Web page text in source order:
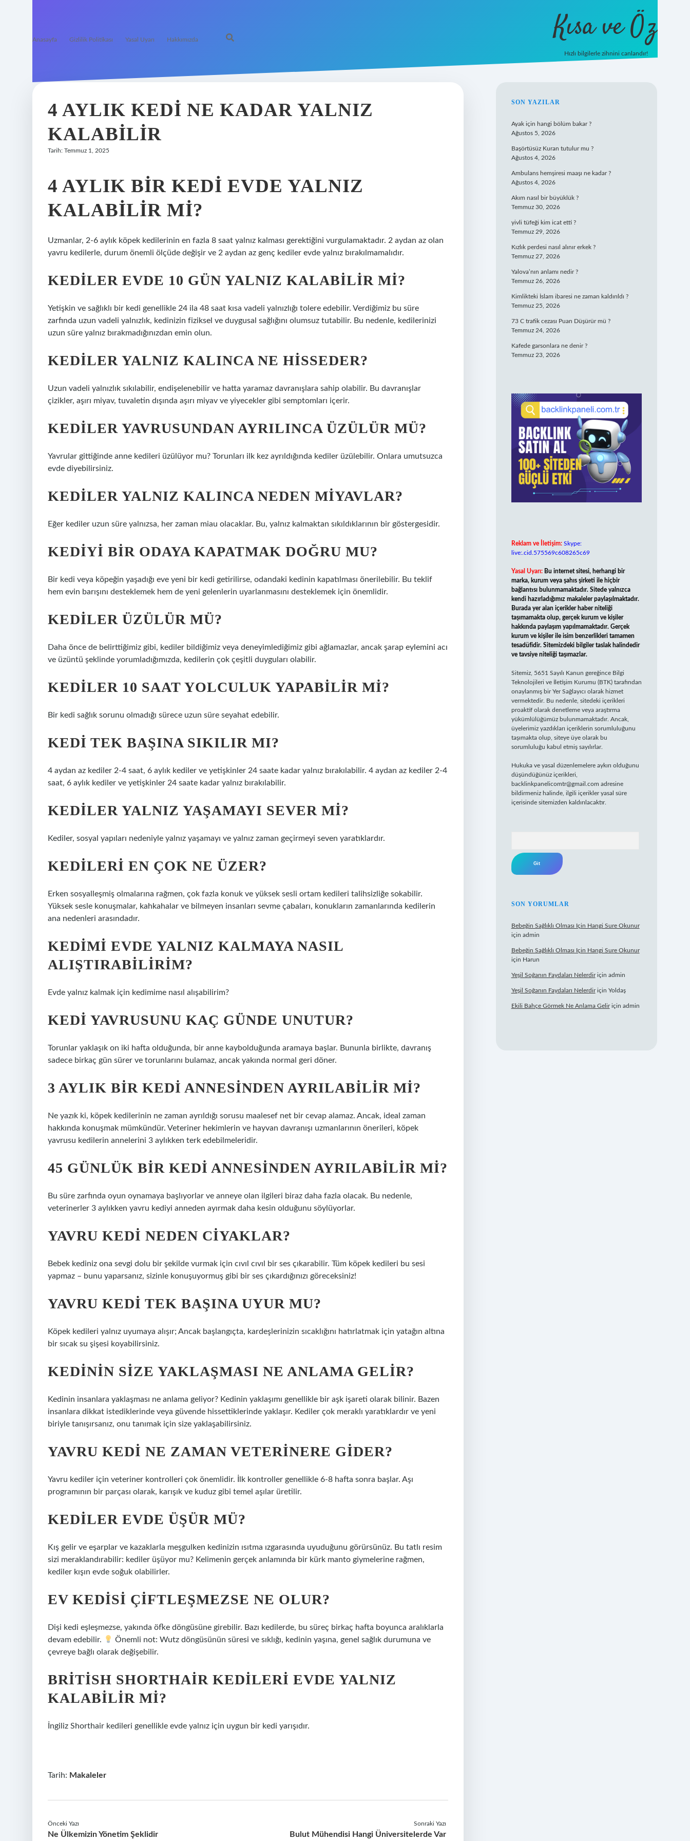
Anasayfa Gizlilik Politikası Yasal Uyarı Hakkımızda Kısa ve Öz
Hızlı bilgilerle zihnini canlandır!
4 AYLIK KEDI NE KADAR YALNIZ
KALABILIR
Tarih: Temmuz 1, 2025
4 AYLIK BIR KEDI EVDE YALNIZ
KALABILIR MI?
Uzmanlar, 2-6 aylık köpek kedilerinin en fazla 8 saat yalnız kalması gerektiğini vurgulamaktadır. 2 aydan az olan
yavru kedilerle, durum önemli ölçüde değişir ve 2 aydan az genç kediler evde yalnız bırakılmamalıdır.
KEDILER EVDE 10 GÜN YALNIZ KALABILIR MI?
Yetişkin ve sağlıklı bir kedi genellikle 24 ila 48 saat kısa vadeli yalnızlığı tolere edebilir. Verdiğimiz bu süre
zarfında uzun vadeli yalnızlık, kedinizin fiziksel ve duygusal sağlığını olumsuz tutabilir. Bu nedenle, kedilerinizi
uzun süre yalnız bırakmadığınızdan emin olun.
KEDILER YALNIZ KALINCA NE HISSEDER?
Uzun vadeli yalnızlık sıkılabilir, endişelenebilir ve hatta yaramaz davranışlara sahip olabilir. Bu davranışlar
çizikler, aşırı miyav, tuvaletin dışında aşırı miyav ve yiyecekler gibi semptomları içerir.
KEDILER YAVRUSUNDAN AYRILINCA ÜZÜLÜR MÜ?
Yavrular gittiğinde anne kedileri üzülüyor mu? Torunları ilk kez ayrıldığında kediler üzülebilir. Onlara umutsuzca
evde diyebilirsiniz.
KEDILER YALNIZ KALINCA NEDEN MIYAVLAR?
Eğer kediler uzun süre yalnızsa, her zaman miau olacaklar. Bu, yalnız kalmaktan sıkıldıklarının bir göstergesidir.
KEDIYI BIR ODAYA KAPATMAK DOĞRU MU?
Bir kedi veya köpeğin yaşadığı eve yeni bir kedi getirilirse, odandaki kedinin kapatılması önerilebilir. Bu teklif
hem evin barışını desteklemek hem de yeni gelenlerin uyarlanmasını desteklemek için önemlidir.
KEDILER ÜZÜLÜR MÜ?
Daha önce de belirttiğimiz gibi, kediler bildiğimiz veya deneyimlediğimiz gibi ağlamazlar, ancak şarap eylemini acı
ve üzüntü şeklinde yorumladığımızda, kedilerin çok çeşitli duyguları olabilir.
KEDILER 10 SAAT YOLCULUK YAPABILIR MI?
Bir kedi sağlık sorunu olmadığı sürece uzun süre seyahat edebilir.
KEDI TEK BAŞINA SIKILIR MI?
4 aydan az kediler 2-4 saat, 6 aylık kediler ve yetişkinler 24 saate kadar yalnız bırakılabilir. 4 aydan az kediler 2-4
saat, 6 aylık kediler ve yetişkinler 24 saate kadar yalnız bırakılabilir.
KEDILER YALNIZ YAŞAMAYI SEVER MI?
Kediler, sosyal yapıları nedeniyle yalnız yaşamayı ve yalnız zaman geçirmeyi seven yaratıklardır.
KEDILERI EN ÇOK NE ÜZER?
Erken sosyalleşmiş olmalarına rağmen, çok fazla konuk ve yüksek sesli ortam kedileri talihsizliğe sokabilir.
Yüksek sesle konuşmalar, kahkahalar ve bilmeyen insanları sevme çabaları, konukların zamanlarında kedilerin
ana nedenleri arasındadır.
KEDIMI EVDE YALNIZ KALMAYA NASIL
ALIŞTIRABILIRIM?
Evde yalnız kalmak için kedimime nasıl alışabilirim?
KEDI YAVRUSUNU KAÇ GÜNDE UNUTUR?
Torunlar yaklaşık on iki hafta olduğunda, bir anne kaybolduğunda aramaya başlar. Bununla birlikte, davranış
sadece birkaç gün sürer ve torunlarını bulamaz, ancak yakında normal geri döner.
3 AYLIK BIR KEDI ANNESINDEN AYRILABILIR MI?
Ne yazık ki, köpek kedilerinin ne zaman ayrıldığı sorusu maalesef net bir cevap alamaz. Ancak, ideal zaman
hakkında konuşmak mümkündür. Veteriner hekimlerin ve hayvan davranışı uzmanlarının önerileri, köpek
yavrusu kedilerin annelerini 3 aylıkken terk edebilmeleridir.
45 GÜNLÜK BIR KEDI ANNESINDEN AYRILABILIR MI?
Bu süre zarfında oyun oynamaya başlıyorlar ve anneye olan ilgileri biraz daha fazla olacak. Bu nedenle,
veterinerler 3 aylıkken yavru kediyi anneden ayırmak daha kesin olduğunu söylüyorlar.
YAVRU KEDI NEDEN CIYAKLAR?
Bebek kediniz ona sevgi dolu bir şekilde vurmak için cıvıl cıvıl bir ses çıkarabilir. Tüm köpek kedileri bu sesi
yapmaz – bunu yaparsanız, sizinle konuşuyormuş gibi bir ses çıkardığınızı göreceksiniz!
YAVRU KEDI TEK BAŞINA UYUR MU?
Köpek kedileri yalnız uyumaya alışır; Ancak başlangıçta, kardeşlerinizin sıcaklığını hatırlatmak için yatağın altına
bir sıcak su şişesi koyabilirsiniz.
KEDININ SIZE YAKLAŞMASI NE ANLAMA GELIR?
Kedinin insanlara yaklaşması ne anlama geliyor? Kedinin yaklaşımı genellikle bir aşk işareti olarak bilinir. Bazen
insanlara dikkat istediklerinde veya güvende hissettiklerinde yaklaşır. Kediler çok meraklı yaratıklardır ve yeni
biriyle tanışırsanız, onu tanımak için size yaklaşabilirsiniz.
YAVRU KEDI NE ZAMAN VETERINERE GIDER?
Yavru kediler için veteriner kontrolleri çok önemlidir. İlk kontroller genellikle 6-8 hafta sonra başlar. Aşı
programının bir parçası olarak, karışık ve kuduz gibi temel aşılar üretilir.
KEDILER EVDE ÜŞÜR MÜ?
Kış gelir ve eşarplar ve kazaklarla meşgulken kedinizin ısıtma ızgarasında uyuduğunu görürsünüz. Bu tatlı resim
sizi meraklandırabilir: kediler üşüyor mu? Kelimenin gerçek anlamında bir kürk manto giymelerine rağmen,
kediler kışın evde soğuk olabilirler.
EV KEDISI ÇIFTLEŞMEZSE NE OLUR?
Dişi kedi eşleşmezse, yakında öfke döngüsüne girebilir. Bazı kedilerde, bu süreç birkaç hafta boyunca aralıklarla
devam edebilir.
Önemli not: Wutz döngüsünün süresi ve sıklığı, kedinin yaşına, genel sağlık durumuna ve
çevreye bağlı olarak değişebilir.
BRITISH SHORTHAIR KEDILERI EVDE YALNIZ
KALABILIR MI?
İngiliz Shorthair kedileri genellikle evde yalnız için uygun bir kedi yarışıdır.
Tarih: Makaleler
Önceki Yazı
Ne Ülkemizin Yönetim Şeklidir
Sonraki Yazı
Bulut Mühendisi Hangi Üniversitelerde Var
SIDEBAR
SON YAZILAR
Ayak için hangi bölüm bakar ?
Ağustos 5, 2026
Başörtüsüz Kuran tutulur mu ?
Ağustos 4, 2026
Ambulans hemşiresi maaşı ne kadar ?
Ağustos 4, 2026
Akım nasıl bir büyüklük ?
Temmuz 30, 2026
yivli tüfeği kim icat etti ?
Temmuz 29, 2026
Kızlık perdesi nasıl alınır erkek ?
Temmuz 27, 2026
Yalova’nın anlamı nedir ?
Temmuz 26, 2026
Kimlikteki İslam ibaresi ne zaman kaldırıldı ?
Temmuz 25, 2026
73 C trafik cezası Puan Düşürür mü ?
Temmuz 24, 2026
Kafede garsonlara ne denir ?
Temmuz 23, 2026
Reklam ve İletişim: Skype:
live:.cid.575569c608265c69
Yasal Uyarı: Bu internet sitesi, herhangi bir
marka, kurum veya şahıs şirketi ile hiçbir
bağlantısı bulunmamaktadır. Sitede yalnızca
kendi hazırladığımız makaleler paylaşılmaktadır.
Burada yer alan içerikler haber niteliği
taşımamakta olup, gerçek kurum ve kişiler
hakkında paylaşım yapılmamaktadır. Gerçek
kurum ve kişiler ile isim benzerlikleri tamamen
tesadüfidir. Sitemizdeki bilgiler taslak halindedir
ve tavsiye niteliği taşımazlar.
Sitemiz, 5651 Sayılı Kanun gereğince Bilgi
Teknolojileri ve İletişim Kurumu (BTK) tarafından
onaylanmış bir Yer Sağlayıcı olarak hizmet
vermektedir. Bu nedenle, sitedeki içerikleri
proaktif olarak denetleme veya araştırma
yükümlülüğümüz bulunmamaktadır. Ancak,
üyelerimiz yazdıkları içeriklerin sorumluluğunu
taşımakta olup, siteye üye olarak bu
sorumluluğu kabul etmiş sayılırlar.
Hukuka ve yasal düzenlemelere aykırı olduğunu
düşündüğünüz içerikleri,
backlinkpanelicomtr@gmail.com adresine
bildirmeniz halinde, ilgili içerikler yasal süre
içerisinde sitemizden kaldırılacaktır.
SON YORUMLAR
Bebeğin Sağlıklı Olması Için Hangi Sure Okunur
için admin
Bebeğin Sağlıklı Olması Için Hangi Sure Okunur
için Harun
Yeşil Soğanın Faydaları Nelerdiriçin admin
Yeşil Soğanın Faydaları Nelerdiriçin Yoldaş
Ekili Bahçe Görmek Ne Anlama Geliriçin admin